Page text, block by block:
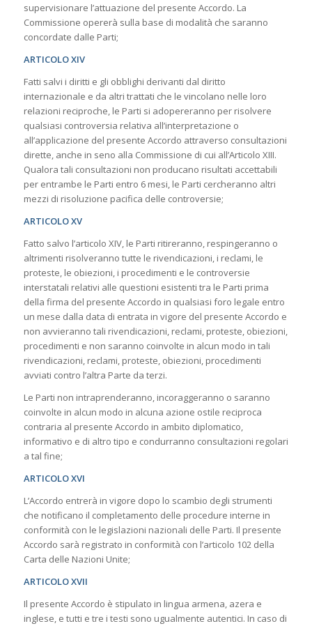
supervisionare l’attuazione del presente Accordo. La
Commissione opererà sulla base di modalità che saranno
concordate dalle Parti;
ARTICOLO XIV
Fatti salvi i diritti e gli obblighi derivanti dal diritto
internazionale e da altri trattati che le vincolano nelle loro
relazioni reciproche, le Parti si adopereranno per risolvere
qualsiasi controversia relativa all’interpretazione o
all’applicazione del presente Accordo attraverso consultazioni
dirette, anche in seno alla Commissione di cui all’Articolo XIII.
Qualora tali consultazioni non producano risultati accettabili
per entrambe le Parti entro 6 mesi, le Parti cercheranno altri
mezzi di risoluzione pacifica delle controversie;
ARTICOLO XV
Fatto salvo l’articolo XIV, le Parti ritireranno, respingeranno o
altrimenti risolveranno tutte le rivendicazioni, i reclami, le
proteste, le obiezioni, i procedimenti e le controversie
interstatali relativi alle questioni esistenti tra le Parti prima
della firma del presente Accordo in qualsiasi foro legale entro
un mese dalla data di entrata in vigore del presente Accordo e
non avvieranno tali rivendicazioni, reclami, proteste, obiezioni,
procedimenti e non saranno coinvolte in alcun modo in tali
rivendicazioni, reclami, proteste, obiezioni, procedimenti
avviati contro l’altra Parte da terzi.
Le Parti non intraprenderanno, incoraggeranno o saranno
coinvolte in alcun modo in alcuna azione ostile reciproca
contraria al presente Accordo in ambito diplomatico,
informativo e di altro tipo e condurranno consultazioni regolari
a tal fine;
ARTICOLO XVI
L’Accordo entrerà in vigore dopo lo scambio degli strumenti
che notificano il completamento delle procedure interne in
conformità con le legislazioni nazionali delle Parti. Il presente
Accordo sarà registrato in conformità con l’articolo 102 della
Carta delle Nazioni Unite;
ARTICOLO XVII
Il presente Accordo è stipulato in lingua armena, azera e
inglese, e tutti e tre i testi sono ugualmente autentici. In caso di